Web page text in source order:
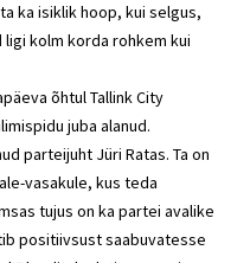
ka isiklik hoop, kui selgus,
kolm korda rohkem kui
õhtul Tallink City
juba alanud.
parteijuht Jüri Ratas. Ta on
vasakule, kus teda
tujus on ka partei avalike
positiivsust saabuvatesse